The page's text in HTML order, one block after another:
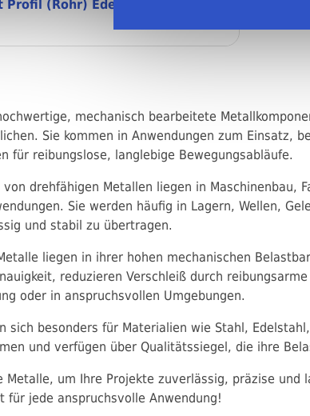
Profil (Rohr) Edelstahl
mechanisch bearbeitete
Sie kommen in Anwendungen zum Einsatz,
für reibungslose, langlebige Bewegungsabläufe.
drehfähigen Metallen liegen in Maschinenbau,
Sie werden häufig in Lagern, Wellen,
und stabil zu übertragen.
liegen in ihrer hohen mechanischen
reduzieren Verschleiß durch
oder in anspruchsvollen Umgebungen.
sich besonders für Materialien wie Stahl,
und verfügen über Qualitätssiegel, die ihre
Metalle, um Ihre Projekte zuverlässig, präzise
für jede anspruchsvolle Anwendung!